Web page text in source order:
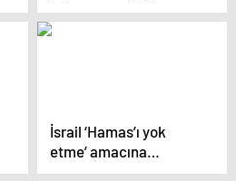
İsrail ‘Hamas’ı yok
etme’ amacına
ulaşabiliyor mu?